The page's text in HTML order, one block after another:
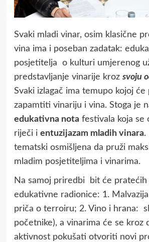
Svaki mladi vinar, osim klasične
vina ima i poseban zadatak:
posjetitelja o kulturi umjerenog
predstavljanje vinarije kroz svoju
Svaki izlagač ima temupo kojoj
zapamtiti vinariju i vina. Stoga je
edukativna notafestivala koja se
riječi i entuzijazam mladih vinara.
tematski osmišljena da pruži
mladim posjetiteljima i vinarima.
Na samoj priredbi bit će pratećih
edukativne radionice: 1.
priča o terroiru; 2. Vino i hrana:
početnike), a vinarima će se kroz
aktivnost pokušati otvoriti novi